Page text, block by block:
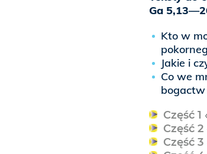
Ga
Kto w
Jakie i
Co we
bogactw
Część
Część
Część